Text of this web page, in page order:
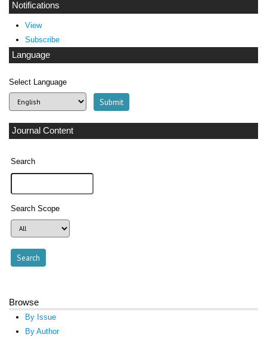
Notifications
View
Subscribe
Language
Select Language
Journal Content
Search
Search Scope
Browse
By Issue
By Author